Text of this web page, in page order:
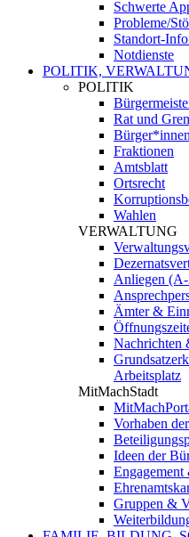
Schwerte
Probleme/
Standort-
Notdienste
POLITIK,
POLITIK
Rat und
Fraktionen
Amtsblatt
Ortsrecht
Wahlen
VERWALTUNG
Anliegen
Ämter &
Nachrichten
Arbeitsplatz
MitMachStadt
Vorhaben
Ideen der
Gruppen &